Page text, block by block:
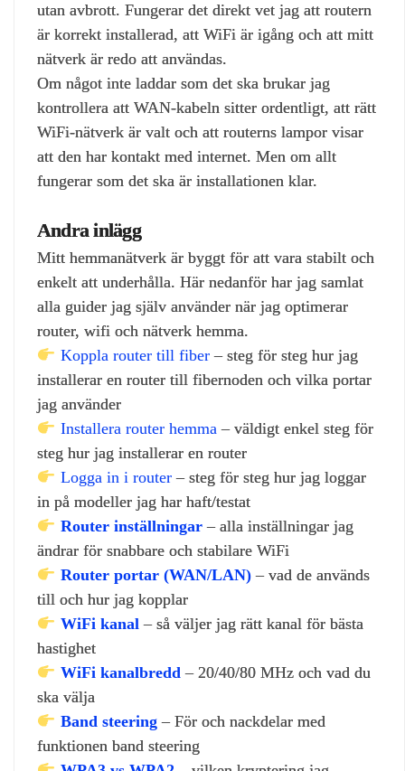
utan avbrott. Fungerar det direkt vet jag att routern
är korrekt installerad, att WiFi är igång och att mitt
nätverk är redo att användas.
Om något inte laddar som det ska brukar jag
kontrollera att WAN‑kabeln sitter ordentligt, att rätt
WiFi‑nätverk är valt och att routerns lampor visar
att den har kontakt med internet. Men om allt
fungerar som det ska är installationen klar.
Andra inlägg
Mitt hemmanätverk är byggt för att vara stabilt och
enkelt att underhålla. Här nedanför har jag samlat
alla guider jag själv använder när jag optimerar
router, wifi och nätverk hemma.
Koppla router till fiber– steg för steg hur jag
installerar en router till fibernoden och vilka portar
jag använder
Installera router hemma – väldigt enkel steg för
steg hur jag installerar en router
Logga in i router– steg för steg hur jag loggar
in på modeller jag har haft/testat
Router inställningar– alla inställningar jag
ändrar för snabbare och stabilare WiFi
Router portar (WAN/LAN)– vad de används
till och hur jag kopplar
WiFi kanal– så väljer jag rätt kanal för bästa
hastighet
WiFi kanalbredd– 20/40/80 MHz och vad du
ska välja
Band steering – För och nackdelar med
funktionen band steering